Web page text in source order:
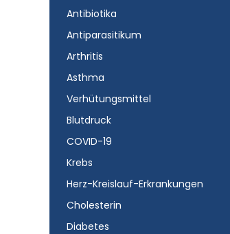
Antibiotika
Antiparasitikum
Arthritis
Asthma
Verhütungsmittel
Blutdruck
COVID-19
Krebs
Herz-Kreislauf-Erkrankungen
Cholesterin
Diabetes